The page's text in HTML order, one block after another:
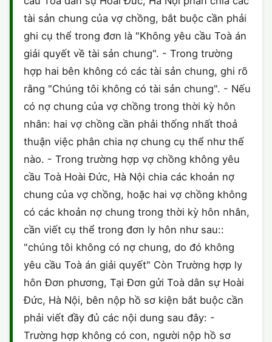
tài sản chung của vợ chồng, bắt buộc cần phải
ghi cụ thể trong đơn là "Không yêu cầu Toà án
giải quyết về tài sản chung". - Trong trường
hợp hai bên không có các tài sản chung, ghi rõ
rằng "Chúng tôi không có tài sản chung". - Nếu
có nợ chung của vợ chồng trong thời kỳ hôn
nhân: hai vợ chồng cần phải thống nhất thoả
thuận việc phân chia nợ chung cụ thể như thế
nào. - Trong trường hợp vợ chồng không yêu
cầu Toà Hoài Đức, Hà Nội chia các khoản nợ
chung của vợ chồng, hoặc hai vợ chồng không
có các khoản nợ chung trong thời kỳ hôn nhân,
cần viết cụ thể trong đơn ly hôn như sau::
"chúng tôi không có nợ chung, do đó không
yêu cầu Toà án giải quyết" Còn Trường hợp ly
hôn Đơn phương, Tại Đơn gửi Toà dân sự Hoài
Đức, Hà Nội, bên nộp hồ sơ kiện bắt buộc cần
phải viết đầy đủ các nội dung sau đây: -
Trường hợp không có con, người nộp hồ sơ